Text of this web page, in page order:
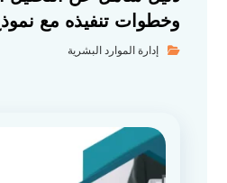
وخطوات تنفيذه مع
إدارة الموارد البشرية